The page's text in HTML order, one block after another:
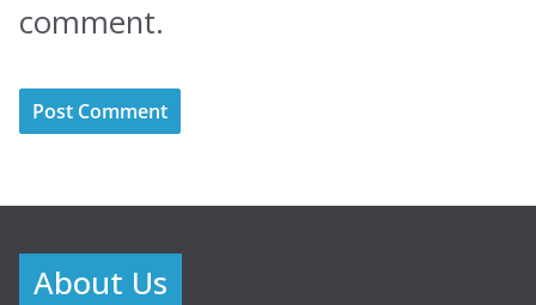
comment.
About Us